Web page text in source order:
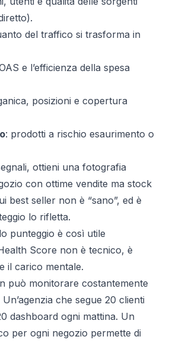
del traffico si trasforma in
e l’efficienza della spesa
posizioni e copertura
: prodotti a rischio esaurimento o
ottieni una fotografia
con ottime vendite ma stock
best seller non è “sano”, ed è
lo rifletta.
punteggio è così utile
Score non è tecnico, è
il carico mentale.
può monitorare costantemente
che segue 20 clienti
dashboard ogni mattina. Un
per ogni negozio permette di